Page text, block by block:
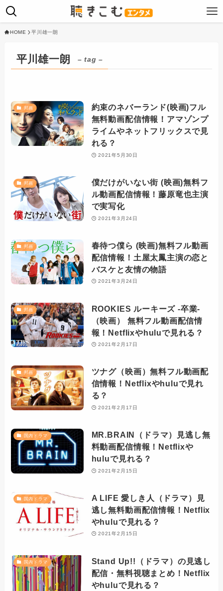
HOME 平川雄一朗
平川雄一朗 – tag –
邦画
約束のネバーランド(映画)フル
無料動画配信情報！アマゾンプ
ライムやネットフリックスで見
れる？
2021年5月30日
邦画
僕だけがいない街 (映画)無料フ
ル動画配信情報！藤原竜也主演
で実写化
2021年3月24日
邦画
春待つ僕ら (映画)無料フル動画
配信情報！土屋太鳳主演の恋と
バスケと友情の物語
2021年3月24日
邦画
ROOKIES ルーキーズ -卒業-
（映画） 無料フル動画配信情
報！Netflixやhuluで見れる？
2021年2月17日
邦画
ツナグ（映画）無料フル動画配
信情報！Netflixやhuluで見れ
る？
2021年2月17日
国内ドラマ
MR.BRAIN（ドラマ）見逃し無
料動画配信情報！Netflixや
huluで見れる？
2021年2月15日
国内ドラマ
A LIFE 愛しき人（ドラマ）見
逃し無料動画配信情報！Netflix
やhuluで見れる？
2021年2月15日
国内ドラマ
Stand Up!!（ドラマ）の見逃し
配信・無料視聴まとめ！Netflix
やhuluで見れる？